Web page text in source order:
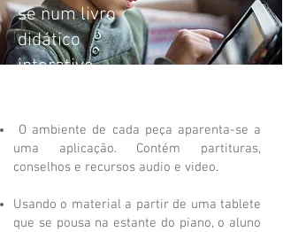
se num livro
didático
interativo...
O ambiente de cada peça aparenta-se a
uma aplicação. Contém partituras,
conselhos e recursos audio e video.
Usando o material a partir de uma tablete
que se pousa na estante do piano, o aluno